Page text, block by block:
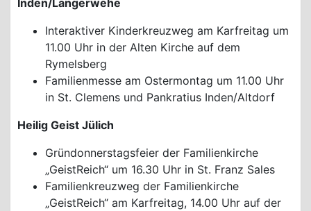
Interaktiver Kinderkreuzweg am Karfreitag um
11.00 Uhr in der Alten Kirche auf dem
Rymelsberg
Familienmesse am Ostermontag um 11.00 Uhr
in St. Clemens und Pankratius Inden/Altdorf
Heilig Geist Jülich
Gründonnerstagsfeier der Familienkirche
„GeistReich“ um 16.30 Uhr in St. Franz Sales
Familienkreuzweg der Familienkirche
„GeistReich“ am Karfreitag, 14.00 Uhr auf der